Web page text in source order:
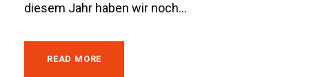
diesem Jahr haben wir noch...
READ MORE